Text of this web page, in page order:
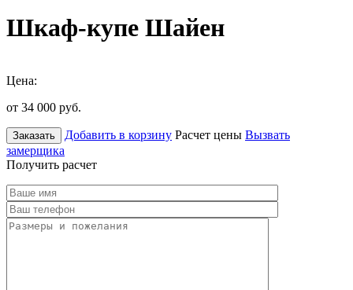
Шкаф-купе Шайен
Цена:
от 34 000 руб.
Заказать Добавить в корзину Расчет цены Вызвать
замерщика
Получить расчет